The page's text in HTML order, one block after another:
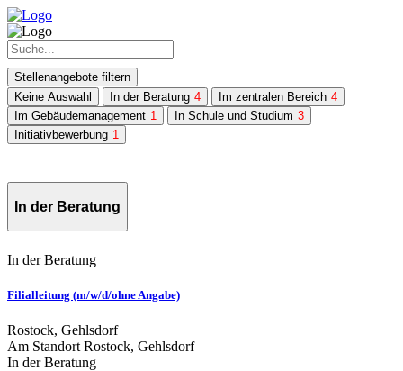
Stellenangebote filtern
Keine Auswahl
In der Beratung 4 Im zentralen Bereich 4
Im Gebäudemanagement 1 In Schule und Studium 3
Initiativbewerbung 1
In der Beratung
In der Beratung
Filialleitung (m/w/d/ohne Angabe)
Rostock, Gehlsdorf
Am Standort Rostock, Gehlsdorf
In der Beratung